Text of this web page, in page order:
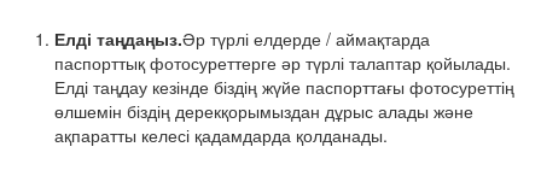
Елді таңдаңыз.Әр түрлі елдерде / аймақтарда
паспорттық фотосуреттерге әр түрлі талаптар қойылады.
Елді таңдау кезінде біздің жүйе паспорттағы фотосуреттің
өлшемін біздің дерекқорымыздан дұрыс алады және
ақпаратты келесі қадамдарда қолданады.